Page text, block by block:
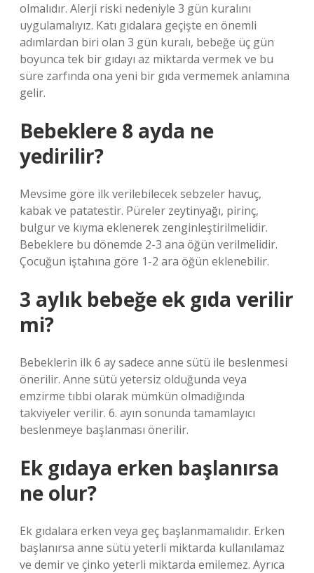
olmalıdır. Alerji riski nedeniyle 3 gün kuralını
uygulamalıyız. Katı gıdalara geçişte en önemli
adımlardan biri olan 3 gün kuralı, bebeğe üç gün
boyunca tek bir gıdayı az miktarda vermek ve bu
süre zarfında ona yeni bir gıda vermemek anlamına
gelir.
Bebeklere 8 ayda ne
yedirilir?
Mevsime göre ilk verilebilecek sebzeler havuç,
kabak ve patatestir. Püreler zeytinyağı, pirinç,
bulgur ve kıyma eklenerek zenginleştirilmelidir.
Bebeklere bu dönemde 2-3 ana öğün verilmelidir.
Çocuğun iştahına göre 1-2 ara öğün eklenebilir.
3 aylık bebeğe ek gıda verilir
mi?
Bebeklerin ilk 6 ay sadece anne sütü ile beslenmesi
önerilir. Anne sütü yetersiz olduğunda veya
emzirme tıbbi olarak mümkün olmadığında
takviyeler verilir. 6. ayın sonunda tamamlayıcı
beslenmeye başlanması önerilir.
Ek gıdaya erken başlanırsa
ne olur?
Ek gıdalara erken veya geç başlanmamalıdır. Erken
başlanırsa anne sütü yeterli miktarda kullanılamaz
ve demir ve çinko yeterli miktarda emilemez. Ayrıca